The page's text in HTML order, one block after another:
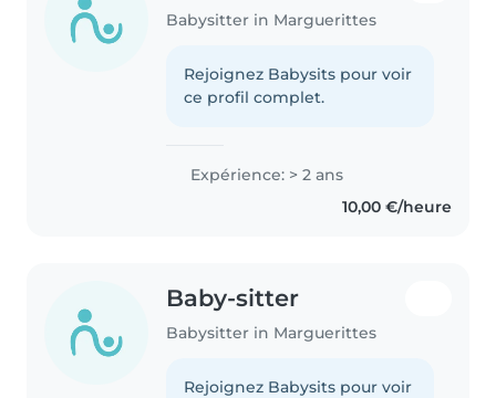
Babysitter in Marguerittes
Rejoignez Babysits pour voir
ce profil complet.
Expérience: > 2 ans
10,00 €/heure
Baby-sitter
Babysitter in Marguerittes
Rejoignez Babysits pour voir